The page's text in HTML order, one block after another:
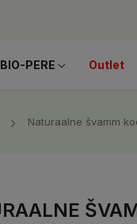
BIO-PERE Outlet
Naturaalne švamm